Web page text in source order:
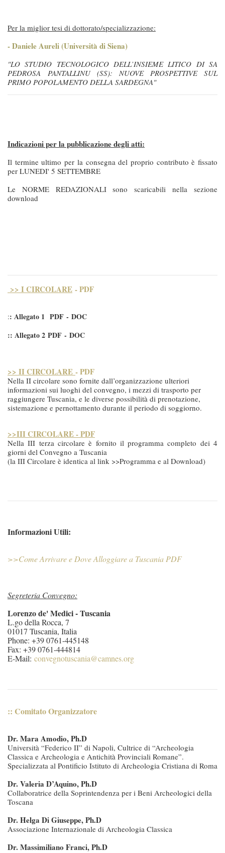
Per la miglior tesi di dottorato/specializzazione:
- Daniele Aureli (Università di Siena)
"LO STUDIO TECNOLOGICO DELL’INSIEME LITICO DI SA
PEDROSA PANTALLINU (SS): NUOVE PROSPETTIVE SUL
PRIMO POPOLAMENTO DELLA SARDEGNA"
Indicazioni per la pubblicazione degli atti:
Il termine ultimo per la consegna del proprio contributo è fissato
per LUNEDI' 5 SETTEMBRE
Le NORME REDAZIONALI sono scaricabili nella sezione
download
>> I CIRCOLARE - PDF
:: Allegato 1 PDF - DOC
:: Allegato 2 PDF - DOC
>> II CIRCOLARE - PDF
Nella II circolare sono fornite dall’organizzazione ulteriori
informazioni sui luoghi del convegno, i mezzi di trasporto per
raggiungere Tuscania, e le diverse possibilità di prenotazione,
sistemazione e pernottamento durante il periodo di soggiorno.
>>III CIRCOLARE - PDF
Nella III terza circolare è fornito il programma completo dei 4
giorni del Convegno a Tuscania
(la III Circolare è identica al link >>Programma e al Download)
Informazioni Utili:
>>Come Arrivare e Dove Alloggiare a Tuscania PDF
Segreteria Convegno:
Lorenzo de' Medici - Tuscania
L.go della Rocca, 7
01017 Tuscania, Italia
Phone: +39 0761-445148
Fax: +39 0761-444814
E-Mail: convegnotuscania@camnes.org
:: Comitato Organizzatore
Dr. Mara Amodio, Ph.D
Università “Federico II” di Napoli, Cultrice di “Archeologia
Classica e Archeologia e Antichità Provinciali Romane”.
Specializzata al Pontificio Istituto di Archeologia Cristiana di Roma
Dr. Valeria D’Aquino, Ph.D
Collaboratrice della Soprintendenza per i Beni Archeologici della
Toscana
Dr. Helga Di Giuseppe, Ph.D
Associazione Internazionale di Archeologia Classica
Dr. Massimiliano Franci, Ph.D